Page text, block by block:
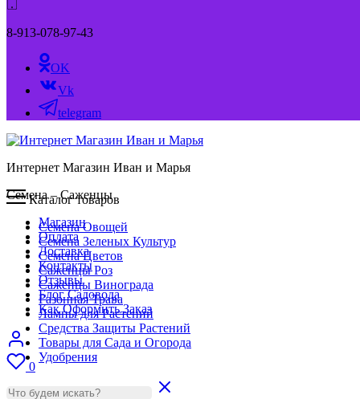
8-913-078-97-43
OK
Vk
telegram
Интернет Магазин Иван и Марья
Семена – Саженцы
Магазин
Оплата
Доставка
Контакты
Отзывы
Блог Садовода
Как Оформить Заказ
0
Каталог товаров
Семена Овощей
Семена Зеленых Культур
Семена Цветов
Саженцы Роз
Саженцы Винограда
Газонная Трава
Лампы для Растений
Средства Защиты Растений
Товары для Сада и Огорода
Удобрения